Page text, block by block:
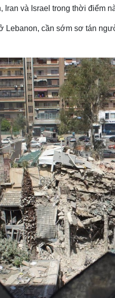
Đời sống
Blog
Iran và Israel trong thời điểm
Lebanon, cần sớm sơ tán